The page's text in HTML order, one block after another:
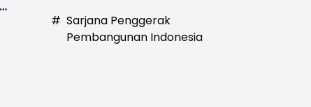
# Sarjana Penggerak
Pembangunan Indonesia